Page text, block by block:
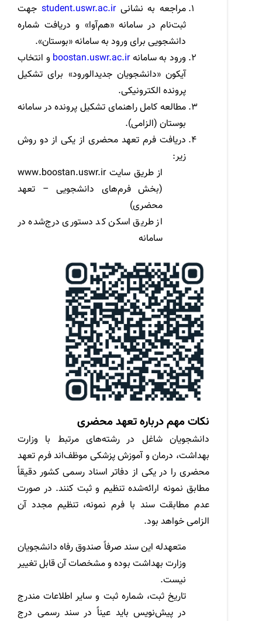
مراجعه به نشانیstudent.uswr.ac.irجهت
ثبت‌نام در سامانه «هم‌آوا» و دریافت شماره
دانشجویی برای ورود به سامانه «بوستان».
ورود به سامانهboostan.uswr.ac.irو انتخاب
آیکون «دانشجویان جدیدالورود» برای تشکیل
پرونده الکترونیکی.
مطالعه کامل راهنمای تشکیل پرونده در سامانه
بوستان (الزامی).
دریافت فرم تعهد محضری از یکی از دو روش
زیر:
از طریق سایتwww.boostan.uswr.ir
(بخش فرم‌های دانشجویی – تعهد
محضری)
از طریق اسکن کد دستوری درج‌شده در
سامانه
نکات مهم درباره تعهد محضری
دانشجویان شاغل در رشته‌های مرتبط با وزارت
بهداشت، درمان و آموزش پزشکی موظف‌اند فرم تعهد
محضری را در یکی از دفاتر اسناد رسمی کشور دقیقاً
مطابق نمونه ارائه‌شده تنظیم و ثبت کنند. در صورت
عدم مطابقت سند با فرم نمونه، تنظیم مجدد آن
الزامی خواهد بود.
متعهدله این سند صرفاً صندوق رفاه دانشجویان
وزارت بهداشت بوده و مشخصات آن قابل تغییر
نیست.
تاریخ ثبت، شماره ثبت و سایر اطلاعات مندرج
در پیش‌نویس باید عیناً در سند رسمی درج